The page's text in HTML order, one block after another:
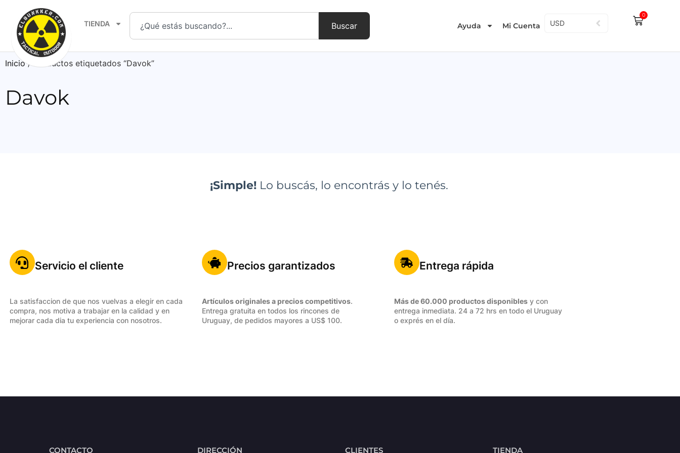
TIENDA Buscar Ayuda Mi Cuenta USD
0
Inicio/ Productos etiquetados “Davok”
Davok
¡Simple!Lo buscás, lo encontrás y lo tenés.
Servicio el cliente
La satisfaccion de que nos vuelvas a elegir en cada
compra, nos motiva a trabajar en la calidad y en
mejorar cada dia tu experiencia con nosotros.
Precios garantizados
Artículos originales a precios competitivos.
Entrega gratuita en todos los rincones de
Uruguay, de pedidos mayores a US$ 100.
Entrega rápida
Más de 60.000 productos disponiblesy con
entrega inmediata. 24 a 72 hrs en todo el Uruguay
o exprés en el día.
CONTACTO DIRECCIÓN CLIENTES TIENDA